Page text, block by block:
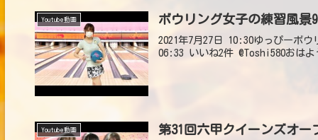
Youtube動画 ボウリング女子の練習風
2021年7月27日 10:30ゆっぴーボ
06:33 いいね2件 @Toshi580おは
Youtube動画
第31回六甲クイーンズオ